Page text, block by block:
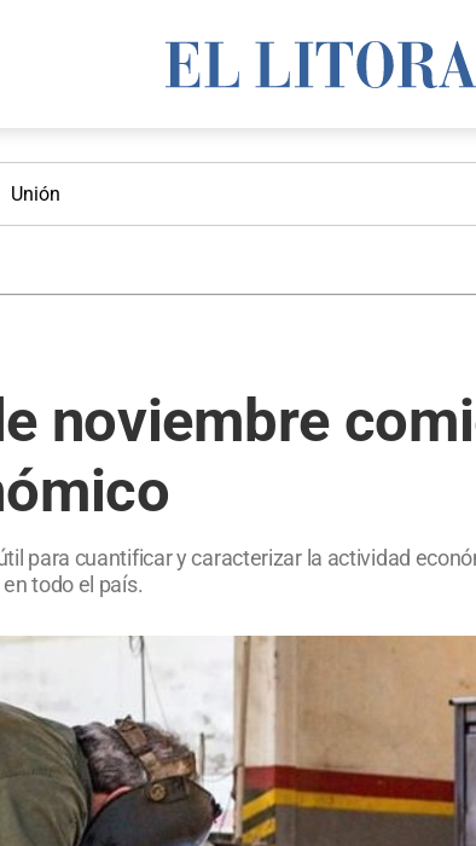
Unión
noviembre
para cuantificar y caracterizar la actividad
todo el país.